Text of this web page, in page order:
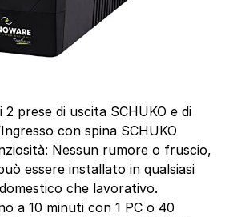
prese di uscita SCHUKO e di
con spina SCHUKO
Nessun rumore o fruscio,
essere installato in qualsiasi
che lavorativo.
a 10 minuti con 1 PC o 40